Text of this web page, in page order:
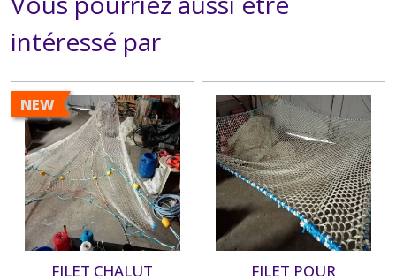
intéressé par
NEW
FILET CHALUT FILET POUR